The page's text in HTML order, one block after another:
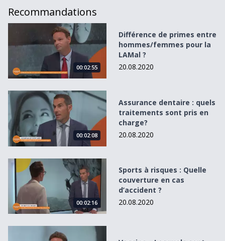
Recommandations
Différence de primes entre hommes/femmes pour la
00:02:55
Différence de primes entre
hommes/femmes pour la
LAMal ?
20.08.2020
Assurance dentaire : quels traitements sont pris en
00:02:08
Assurance dentaire : quels
traitements sont pris en
charge?
20.08.2020
Sports à risques : Quelle couverture en cas d’accident ?
00:02:16
Sports à risques : Quelle
couverture en cas
d’accident ?
20.08.2020
Vaccins – Lesquels sont remboursés ?